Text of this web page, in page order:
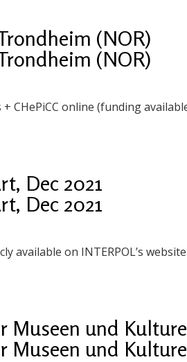
(NOR)
(NOR)
CHePiCC online (funding
Dec 2021
Dec 2021
available on INTERPOL’s
Museen und
Museen und